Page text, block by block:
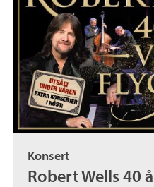
Konsert
Robert Wells 40